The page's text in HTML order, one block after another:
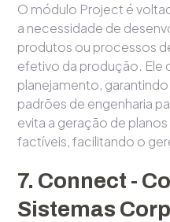
O módulo Project é
a necessidade de
produtos ou processos
efetivo da produção.
planejamento,
padrões de engenharia
evita a geração de
factíveis, facilitando o
7. Connect -
Sistemas